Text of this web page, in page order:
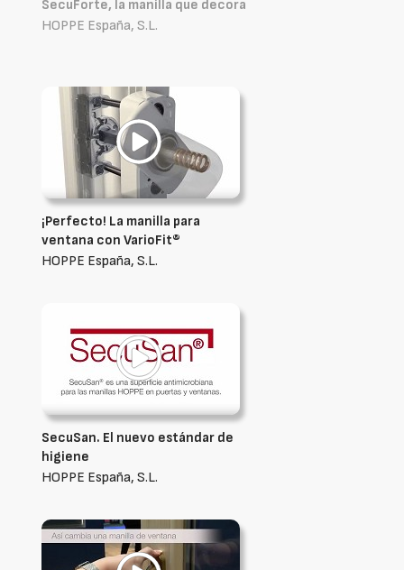
SecuForte, la manilla que decora
HOPPE España, S.L.
¡Perfecto! La manilla para
ventana con VarioFit®
HOPPE España, S.L.
SecuSan. El nuevo estándar de
higiene
HOPPE España, S.L.